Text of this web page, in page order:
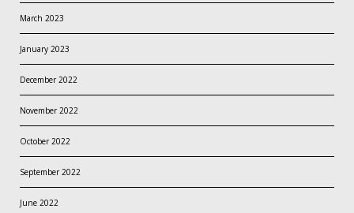
March 2023
January 2023
December 2022
November 2022
October 2022
September 2022
June 2022